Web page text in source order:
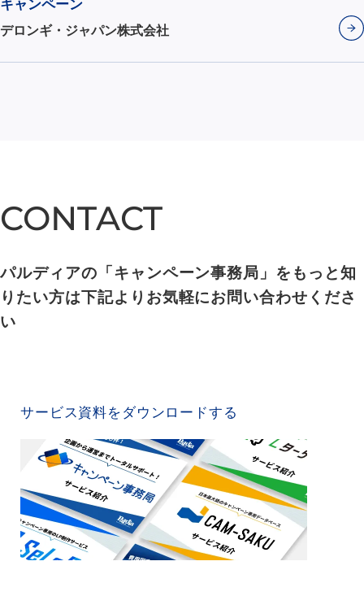
キャンペーン
デロンギ・ジャパン株式会社
CONTACT
CONTACT
パルディアの「キャンペーン事務局」をもっと知
りたい方は下記よりお気軽にお問い合わせくださ
い
サービス資料をダウンロードする